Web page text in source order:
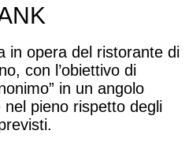
in opera del ristorante di
con l’obiettivo di
in un angolo
pieno rispetto degli